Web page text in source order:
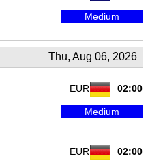
Medium
Thu, Aug 06, 2026
02:00
EUR
Medium
02:00
EUR